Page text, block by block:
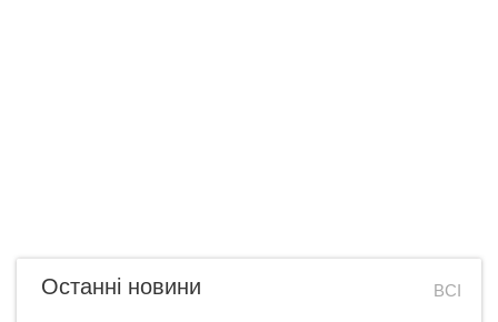
Останні новини ВСІ